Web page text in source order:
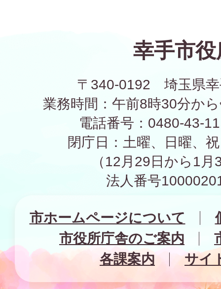
幸手市役
〒340-0192 埼玉県幸
業務時間：午前8時30分か
電話番号：0480-43-
閉庁日：土曜、日曜、
（12月29日から1
法人番号
市ホームページについて
市役所庁舎のご案内
各課案内
サイ